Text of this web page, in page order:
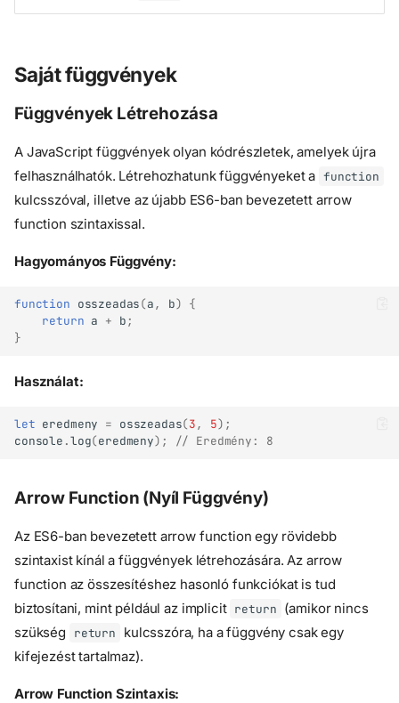
Saját függvények
Függvények Létrehozása
A JavaScript függvények olyan kódrészletek, amelyek újra
felhasználhatók. Létrehozhatunk függvényeket a function
kulcsszóval, illetve az újabb ES6-ban bevezetett arrow
function szintaxissal.
Hagyományos Függvény:
function osszeadas(a, b) {
return a + b ;
}
Használat:
let eredmeny = osszeadas(3, 5);
console .log(eredmeny); // Eredmény: 8
Arrow Function (Nyíl Függvény)
Az ES6-ban bevezetett arrow function egy rövidebb
szintaxist kínál a függvények létrehozására. Az arrow
function az összesítéshez hasonló funkciókat is tud
biztosítani, mint például az implicit return (amikor nincs
szükség
return
kulcsszóra, ha a függvény csak egy
kifejezést tartalmaz).
Arrow Function Szintaxis: